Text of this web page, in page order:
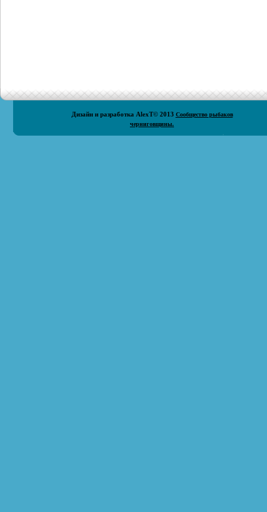
Дизайн и разработка AlexT© 2013 Сообщество рыбаков
черниговщины.